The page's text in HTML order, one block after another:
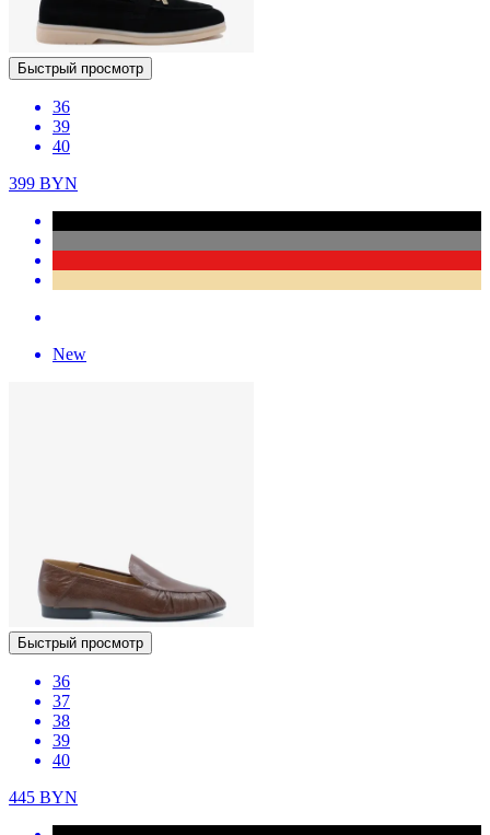
Быстрый просмотр
36
39
40
399 BYN
New
Быстрый просмотр
36
37
38
39
40
445 BYN